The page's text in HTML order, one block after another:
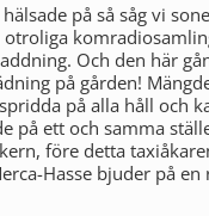
på så såg vi
Och den här
på gården!
på alla håll och
på ett och samma
före detta
Hasse bjuder på